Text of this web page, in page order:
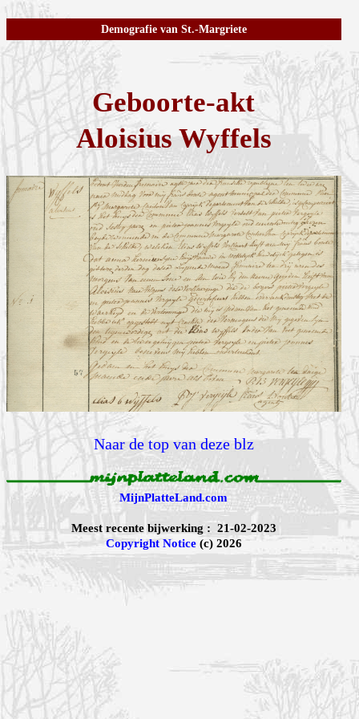
Demografie van St.-Margriete
Geboorte-akt
Aloisius Wyffels
Naar de top van deze blz
MijnPlatteLand.com
Meest recente bijwerking : 21-02-2023
Copyright Notice(c) 2026